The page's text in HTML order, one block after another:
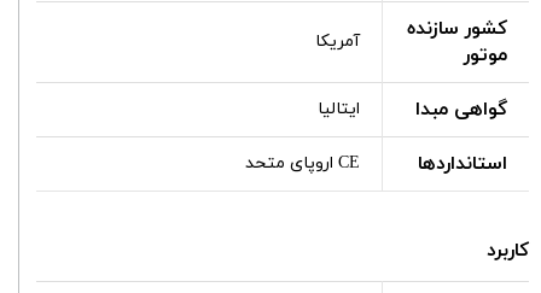
کشور سازنده
موتور
آمریکا
گواهی مبدا ایتالیا
استانداردها CE اروپای متحد
کاربرد